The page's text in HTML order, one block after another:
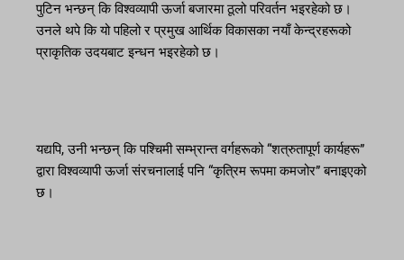
पुटिन भन्छन् कि विश्वव्यापी ऊर्जा बजारमा ठूलो परिवर्तन भइरहेको छ।
उनले थपे कि यो पहिलो र प्रमुख आर्थिक विकासका नयाँ केन्द्रहरूको
प्राकृतिक उदयबाट इन्धन भइरहेको छ।
यद्यपि, उनी भन्छन् कि पश्चिमी सम्भ्रान्त वर्गहरूको “शत्रुतापूर्ण कार्यहरू”
द्वारा विश्वव्यापी ऊर्जा संरचनालाई पनि “कृत्रिम रूपमा कमजोर” बनाइएको
छ।